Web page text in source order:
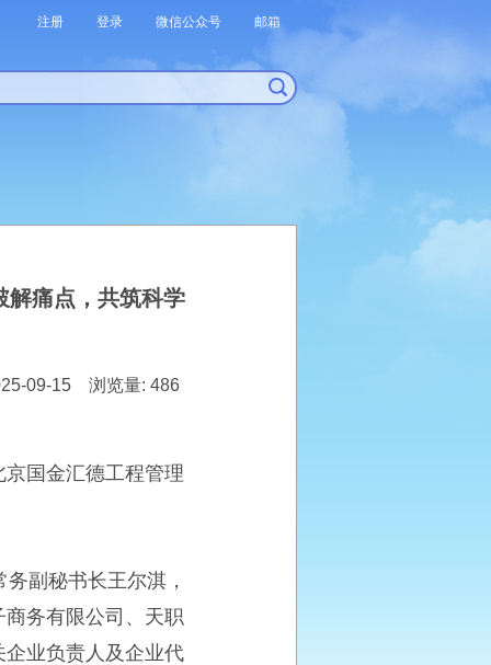
邮箱
微信公众号
登录
注册
解痛点，共筑科学
09-15 浏览量: 486
国金汇德工程管理
副秘书长王尔淇，
务有限公司、天职
业负责人及企业代